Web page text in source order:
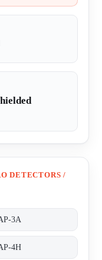
DETECTORS /
3A
4H